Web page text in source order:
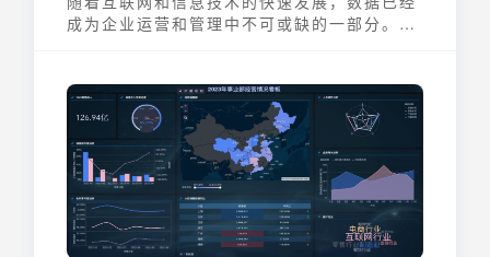
成为企业运营和管理中不可或缺的一部分。今